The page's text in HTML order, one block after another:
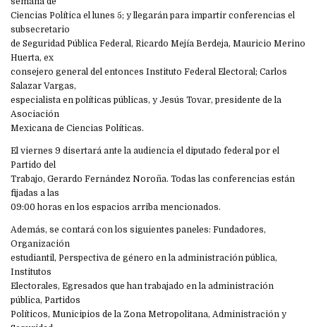
Ciencias Política el lunes 5; y llegarán para impartir conferencias el
subsecretario
de Seguridad Pública Federal, Ricardo Mejía Berdeja, Mauricio Merino
Huerta, ex
consejero general del entonces Instituto Federal Electoral; Carlos
Salazar Vargas,
especialista en políticas públicas, y Jesús Tovar, presidente de la
Asociación
Mexicana de Ciencias Políticas.
El viernes 9 disertará ante la audiencia el diputado federal por el
Partido del
Trabajo, Gerardo Fernández Noroña. Todas las conferencias están
fijadas a las
09:00 horas en los espacios arriba mencionados.
Además, se contará con los siguientes paneles: Fundadores,
Organización
estudiantil, Perspectiva de género en la administración pública,
Institutos
Electorales, Egresados que han trabajado en la administración
pública, Partidos
Políticos, Municipios de la Zona Metropolitana, Administración y